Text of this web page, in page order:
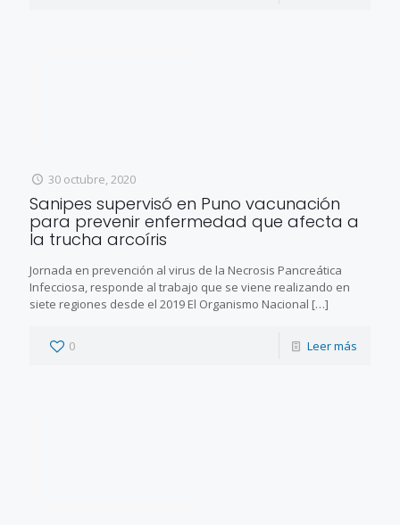
30 octubre, 2020
Sanipes supervisó en Puno vacunación
para prevenir enfermedad que afecta a
la trucha arcoíris
Jornada en prevención al virus de la Necrosis Pancreática
Infecciosa, responde al trabajo que se viene realizando en
siete regiones desde el 2019 El Organismo Nacional […]
0 Leer más